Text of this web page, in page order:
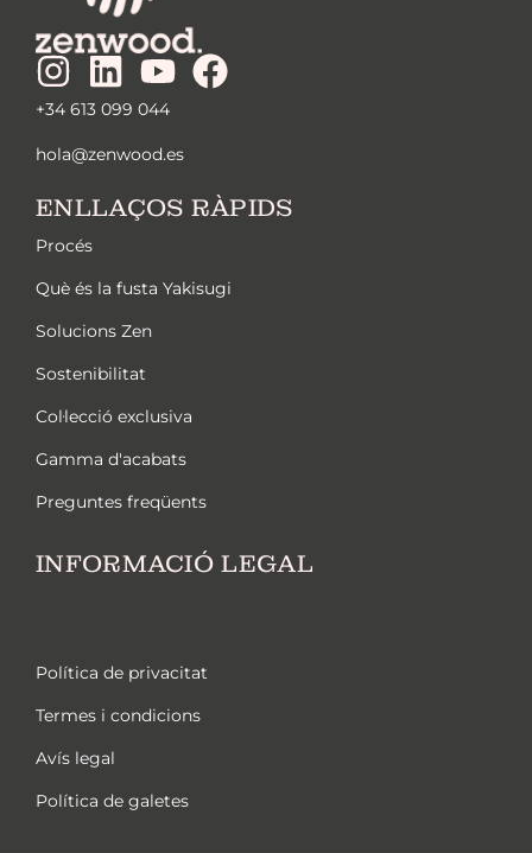
+34 613 099 044
hola@zenwood.es
ENLLAÇOS RÀPIDS
Procés
Què és la fusta Yakisugi
Solucions Zen
Sostenibilitat
Col·lecció exclusiva
Gamma d'acabats
Preguntes freqüents
INFORMACIÓ LEGAL
Política de privacitat
Termes i condicions
Avís legal
Política de galetes